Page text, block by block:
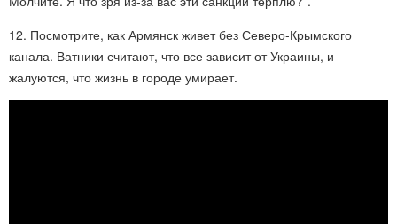
12. Посмотрите, как Армянск живет без Северо-Крымского
канала. Ватники считают, что все зависит от Украины, и
жалуются, что жизнь в городе умирает.